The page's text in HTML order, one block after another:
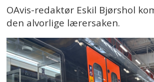
OAvis-redaktør Eskil Bjørshol
den alvorlige lærersaken.